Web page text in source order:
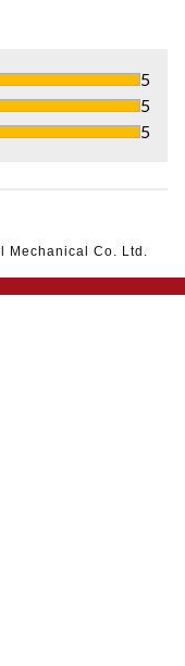
5
5
5
Mechanical Co. Ltd.